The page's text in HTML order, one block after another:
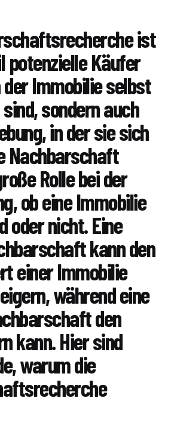
ist
potenzielle Käufer
Immobilie selbst
sondern auch
in der sie sich
Nachbarschaft
Rolle bei der
ob eine Immobilie
oder nicht. Eine
kann den
einer Immobilie
während eine
den
kann. Hier sind
warum die